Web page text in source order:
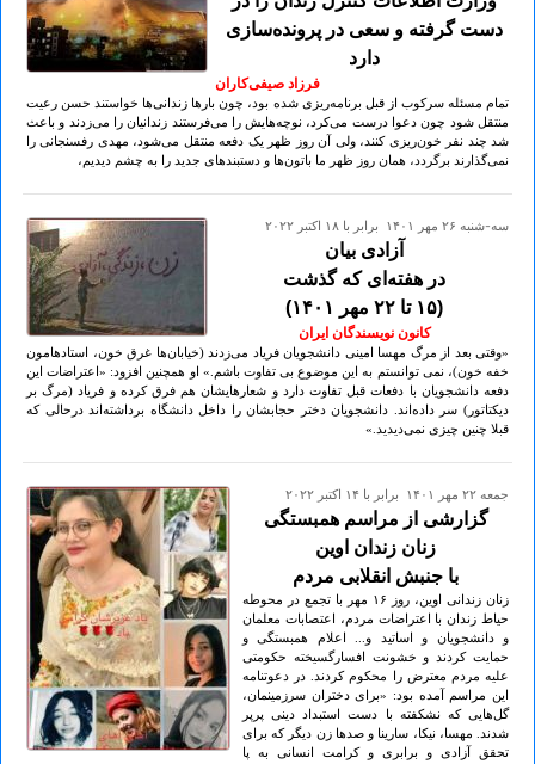
دست گرفته و سعی در پرونده‌سازی
دارد
فرزاد صیفی‌کاران
تمام مسئله سرکوب از قبل برنامه‌ریزی شده بود، چون بارها زندانی‌ها خواستند حسن رعیت
منتقل شود چون دعوا درست می‌کرد، نوچه‌هایش را می‌فرستند زندانیان را می‌زدند و باعث
شد چند نفر خون‌ریزی کنند، ولی آن روز ظهر یک دفعه منتقل می‌شود، مهدی رفسنجانی را
نمی‌گذارند برگردد، همان روز ظهر ما باتون‌ها و دستبندهای جدید را به چشم دیدیم،
سه-شنبه ۲۶ مهر ۱۴۰۱ برابر با ۱۸ اکتبر ۲۰۲۲
آزادی بیان
در هفته‌ای که گذشت
(۱۵ تا ۲۲ مهر ۱۴۰۱)
کانون نویسندگان ایران
«وقتی بعد از مرگ مهسا امینی دانشجویان فریاد می‌زدند (خیابان‌ها غرق خون، استادهامون
خفه خون)، نمی توانستم به این موضوع بی تفاوت باشم.» او همچنین افزود: «اعتراضات این
دفعه دانشجویان با دفعات قبل تفاوت دارد و شعارهایشان هم فرق کرده و فریاد (مرگ بر
دیکتاتور) سر داده‌اند. دانشجویان دختر حجابشان را داخل دانشگاه برداشته‌اند درحالی که
قبلا چنین چیزی نمی‌دیدید.»
جمعه ۲۲ مهر ۱۴۰۱ برابر با ۱۴ اکتبر ۲۰۲۲
گزارشی از مراسم همبستگی
زنان زندان اوین
با جنبش انقلابی مردم
زنان زندانی اوین، روز ١۶ مهر با تجمع در محوطه
حیاط زندان با اعتراضات مردم، اعتصابات معلمان
و دانشجویان و اساتید و... اعلام همبستگی و
حمایت کردند و خشونت افسارگسیخته حکومتی
علیه مردم معترض را محکوم کردند. در دعوتنامه
این مراسم آمده بود: «برای دختران سرزمینمان،
گل‌هایی که نشکفته با دست استبداد دینی پرپر
شدند. مهسا، نیکا، سارینا و صدها زن دیگر که برای
تحقق آزادی و برابری و کرامت انسانی به پا